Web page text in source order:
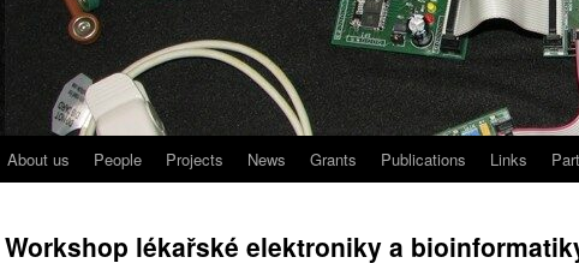
Skip
content
About us People Projects News Grants Publications Links
Workshop lékařské elektroniky a